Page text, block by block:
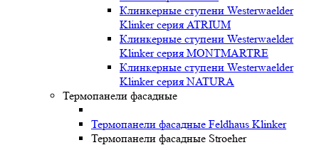
Клинкерные ступени Westerwaelder
Klinker серия ATRIUM
Клинкерные ступени Westerwaelder
Klinker серия MONTMARTRE
Клинкерные ступени Westerwaelder
Klinker серия NATURA
Термопанели фасадные
Термопанели фасадные Feldhaus Klinker
Термопанели фасадные Stroeher